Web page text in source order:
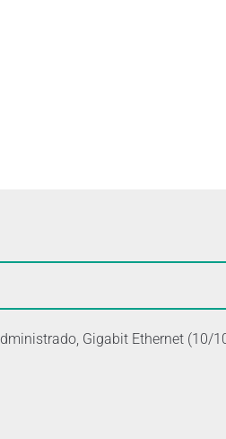
Gigabit Ethernet (10/